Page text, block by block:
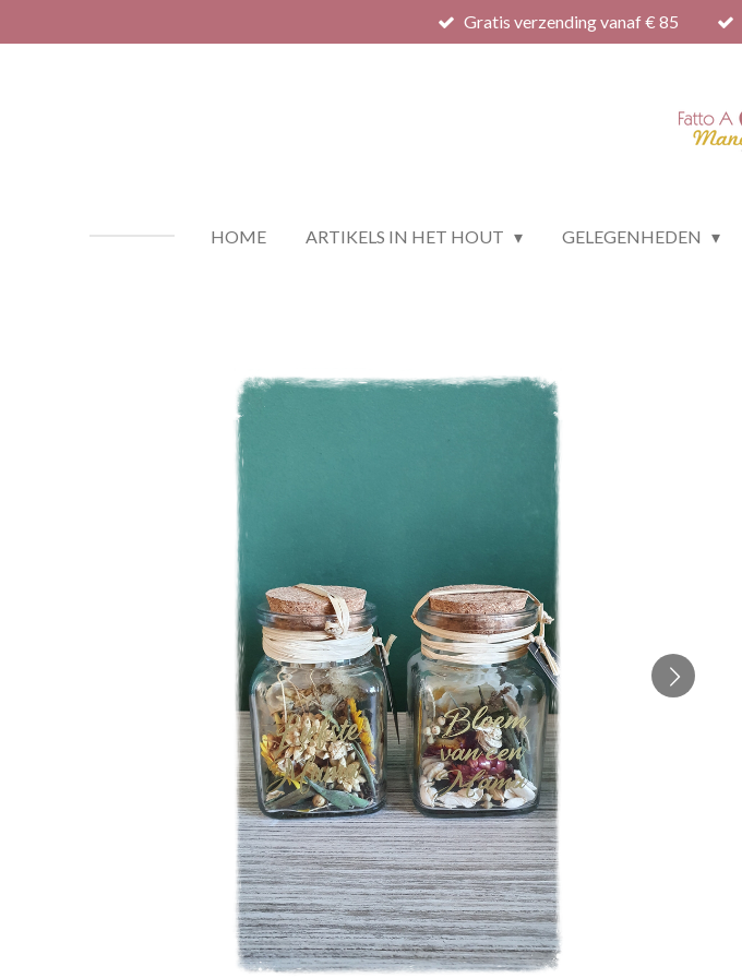
direct
Gratis verzending vanaf € 85
HOME ARTIKELS IN HET HOUT GELEGENHEDEN